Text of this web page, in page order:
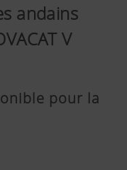
andains
V
pour la